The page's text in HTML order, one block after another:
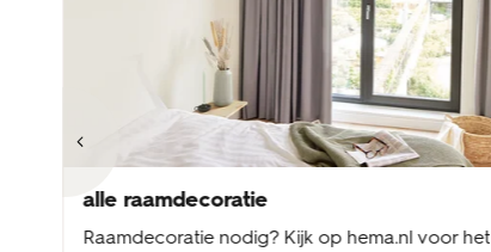
alle raamdecoratie
Raamdecoratie nodig? Kijk op hema.nl voor het